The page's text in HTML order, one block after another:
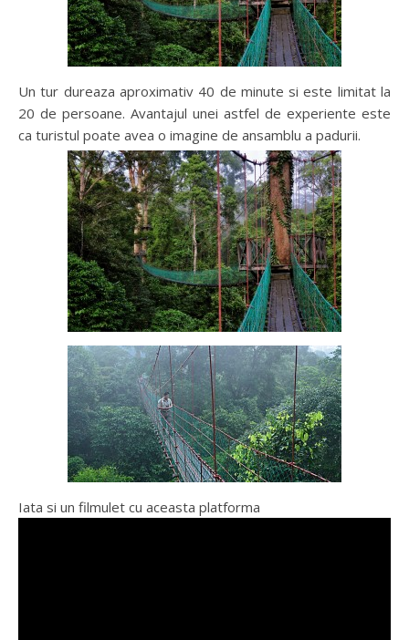
Un tur dureaza aproximativ 40 de minute si este limitat la
20 de persoane. Avantajul unei astfel de experiente este
ca turistul poate avea o imagine de ansamblu a padurii.
Iata si un filmulet cu aceasta platforma